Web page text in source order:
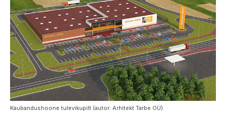
Kaubandushoone tulevikupilt (autor: Arhitekt Tarbe OÜ)